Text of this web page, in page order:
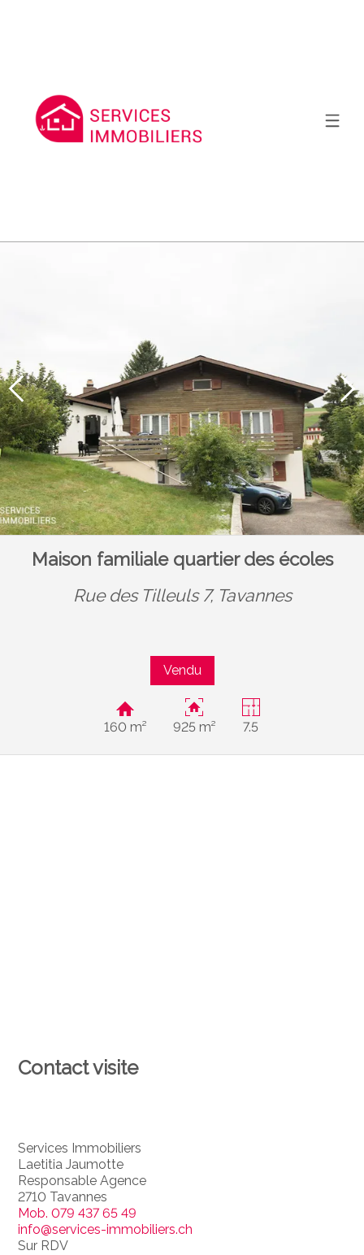
Maison familiale quartier des écoles
Rue des Tilleuls 7, Tavannes
Vendu
160 m² 925 m² 7.5
Contact visite
Services Immobiliers
Laetitia Jaumotte
Responsable Agence
2710 Tavannes
Mob.079 437 65 49
info@services-immobiliers.ch
Sur RDV